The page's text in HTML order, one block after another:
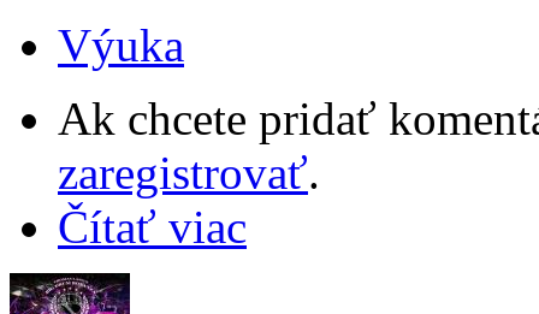
Výuka
Ak chcete pridať
zaregistrovať.
Čítať viac